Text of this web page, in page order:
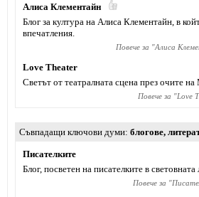
Алиса Клементайн
Блог за култура на Алиса Клементайн, в
впечатления.
Повече за "Алиса
Love Theater
Светът от театралната сцена през очите
Повече за "Love
Съвпадащи ключови думи блогове,
Писателките
Блог, посветен на писателките в световната
Повече за "